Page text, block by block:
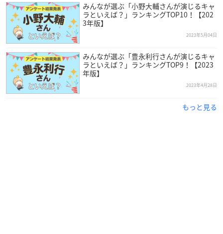
みんなが選ぶ「小野大輔さんが演じるキャ
ラといえば？」ランキングTOP10！【202
3年版】
2023年5月04日
みんなが選ぶ「豊永利行さんが演じるキャ
ラといえば？」ランキングTOP9！【2023
年版】
2023年4月28日
もっと見る